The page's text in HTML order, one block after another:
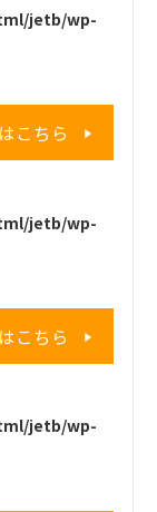
jetb/wp-
こちら
jetb/wp-
こちら
jetb/wp-